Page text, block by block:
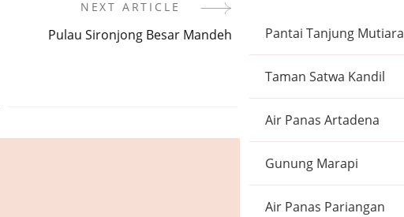
NEXT ARTICLE
Pulau Sironjong Besar Mandeh Pantai Tanjung Mutiara
Taman Satwa Kandil
Air Panas Artadena
Gunung Marapi
Air Panas Pariangan